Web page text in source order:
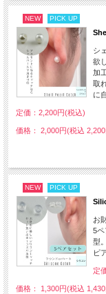
NEW PICK UP
シ
欲
加
取
に
定価：2,200円(税込)
価格： 2,000円(税込
NEW PICK UP
お
5ペ
型
ピ
定
価格： 1,300円(税込